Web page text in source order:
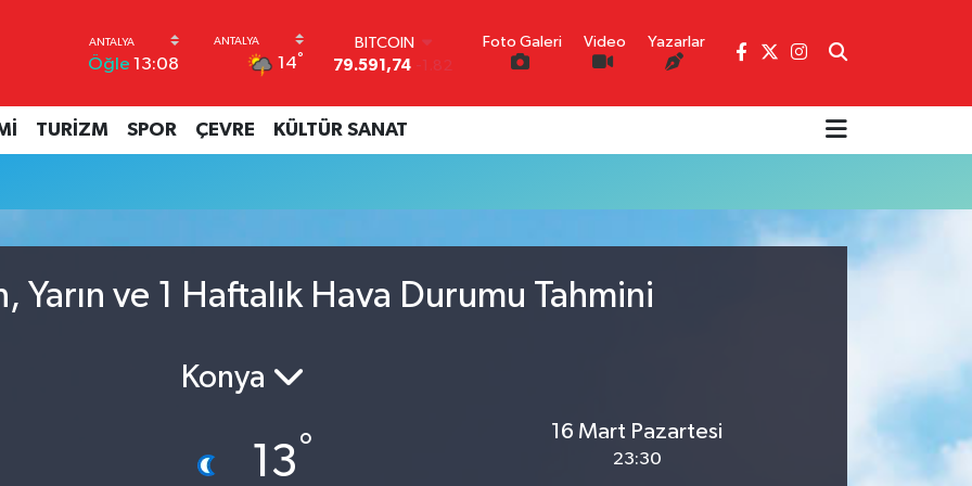
Öğle 13:08 14°
BITCOIN
79.591,74 -1.82
45,43620 0.02
EURO
53,38690 0.19
6862,09000 0.19
14.598,00 0
Foto Galeri Video Yazarlar
TURİZM SPOR ÇEVRE KÜLTÜR SANAT
Yarın ve 1 Haftalık Hava Durumu Tahmini
Konya
13°
16 Mart Pazartesi
23:30